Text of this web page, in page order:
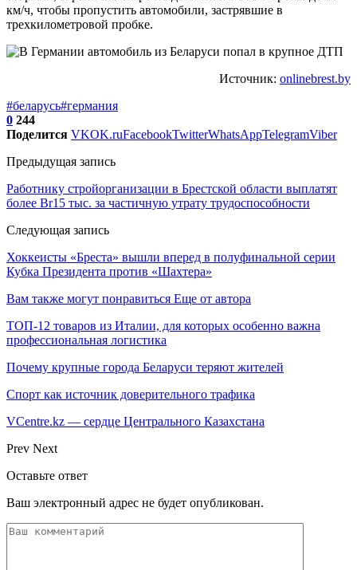
км/ч, чтобы пропустить автомобили, застрявшие в
трехкилометровой пробке.
Источник: onlinebrest.by
#беларусь#германия
0 244
Поделится VKOK.ruFacebookTwitterWhatsAppTelegramViber
Предыдущая запись
Работнику стройорганизации в Брестской области выплатят
более Br15 тыс. за частичную утрату трудоспособности
Следующая запись
Хоккеисты «Бреста» вышли вперед в полуфинальной серии
Кубка Президента против «Шахтера»
Вам также могут понравиться Еще от автора
ТОП-12 товаров из Италии, для которых особенно важна
профессиональная логистика
Почему крупные города Беларуси теряют жителей
Спорт как источник доверительного трафика
VCentre.kz — сердце Центрального Казахстана
Prev Next
Оставьте ответ
Ваш электронный адрес не будет опубликован.